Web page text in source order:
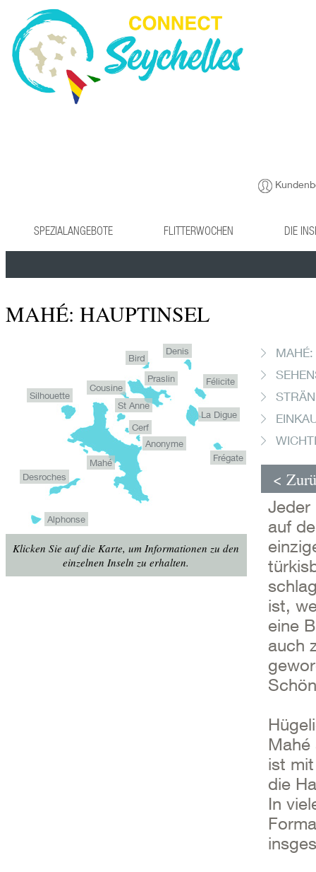
SPEZIALANGEBOTE FLITTERWOCHEN DIE
MAHÉ: HAUPTINSEL
Alphonse
Desroches
Mahé
Silhouette
Anonyme
Cerf
St Anne
Cousine
Praslin
Bird
Denis
Félicite
La Digue
Frégate
Klicken Sie auf die Karte, um Informationen zu den
einzelnen Inseln zu erhalten.
<
Jeder
auf
ist,
eine
auch
ist
die
In